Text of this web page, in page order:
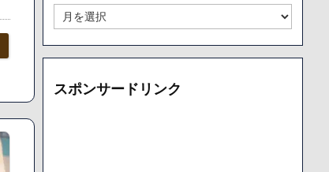
ー
カ
ブ
別
ア
ー
イ
スポンサードリンク